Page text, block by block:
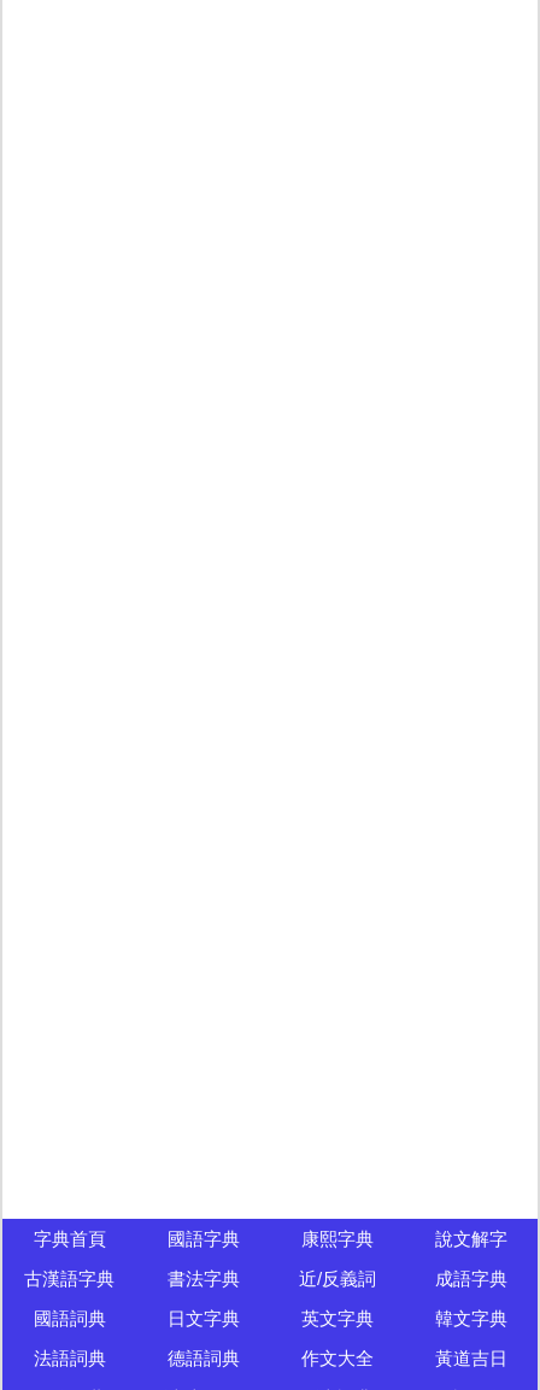
字典首頁 國語字典 康熙字典
說文解字
古漢語字典
書法字典 近/反義詞
成語字典
國語詞典
日文字典 英文字典
韓文字典
法語詞典
德語詞典 作文大全
黃道吉日